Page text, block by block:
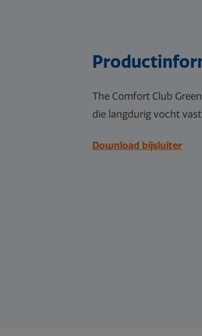
The Comfort Club
die langdurig vocht
Download bijsluiter